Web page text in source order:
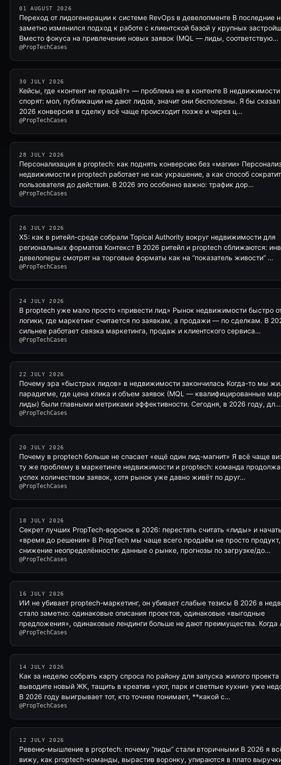
01 AUGUST 2026
Переход от лидогенерации к системе RevOps в девелопменте В последние
заметно изменился подход к работе с клиентской базой у крупных
Вместо фокуса на привлечение новых заявок (MQL — лиды, соответствую…
@PropTechCases
30 JULY 2026
Кейсы, где «контент не продаёт» — проблема не в контенте В недвижимости
спорят: мол, публикации не дают лидов, значит они бесполезны. Я бы
2026 конверсия в сделку всё чаще происходит позже и через ц…
@PropTechCases
28 JULY 2026
Персонализация в proptech: как поднять конверсию без «магии»
недвижимости и proptech работает не как украшение, а как способ
пользователя до действия. В 2026 это особенно важно: трафик дор…
@PropTechCases
26 JULY 2026
X5: как в ритейл-среде собрали Topical Authority вокруг недвижимости для
региональных форматов Контекст В 2026 ритейл и proptech сближаются:
девелоперы смотрят на торговые форматы как на “показатель живости” …
@PropTechCases
24 JULY 2026
В proptech уже мало просто «привести лид» Рынок недвижимости быстро
логики, где маркетинг считается по заявкам, а продажи — по сделкам. В
сильнее работает связка маркетинга, продаж и клиентского сервиса…
@PropTechCases
22 JULY 2026
Почему эра «быстрых лидов» в недвижимости закончилась Когда-то мы
парадигме, где цена клика и объем заявок (MQL — квалифицированные
лиды) были главными метриками эффективности. Сегодня, в 2026 году, дл…
@PropTechCases
20 JULY 2026
Почему в proptech больше не спасает «ещё один лид-магнит» Я всё чаще
ту же проблему в маркетинге недвижимости и proptech: команда
успех количеством заявок, хотя рынок уже давно живёт по друг…
@PropTechCases
18 JULY 2026
Секрет лучших PropTech-воронок в 2026: перестать считать «лиды» и
«время до решения» В PropTech мы чаще всего продаём не просто
снижение неопределённости: данные о рынке, прогнозы по загрузке/до…
@PropTechCases
16 JULY 2026
ИИ не убивает proptech-маркетинг, он убивает слабые тезисы В 2026 в
стало заметно: одинаковые описания проектов, одинаковые «выгодные
предложения», одинаковые лендинги больше не дают преимущества. Когда
@PropTechCases
14 JULY 2026
Как за неделю собрать карту спроса по району для запуска жилого
выводите новый ЖК, тащить в креатив «уют, парк и светлые кухни» уже
В 2026 году выигрывает тот, кто точнее понимает, **какой с…
@PropTechCases
12 JULY 2026
Ревеню-мышление в proptech: почему “лиды” стали вторичными В 2026 я
вижу, как proptech-команды, вырастив воронку, упираются в плато